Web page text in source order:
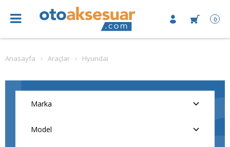
0
Anasayfa Araçlar Hyundai